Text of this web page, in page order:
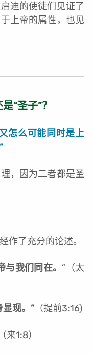
迪的使徒们见证了
上帝的属性，也见
“圣子”？
怎么可能同时是上
，因为二者都是圣
作了充分的论述。
与我们同在。 ”（太
显现。” （提前3:16)
来1:8）